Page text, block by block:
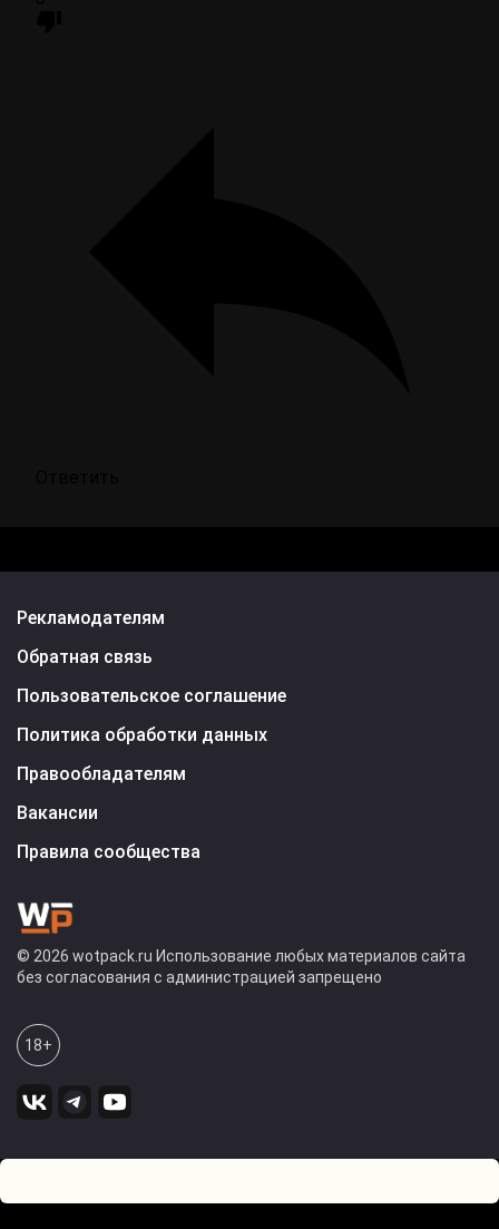
Рекламодателям
Обратная связь
Пользовательское соглашение
Политика обработки данных
Правообладателям
Вакансии
Правила сообщества
© 2026 wotpack.ru Использование любых материалов сайта
без согласования с администрацией запрещено
18+